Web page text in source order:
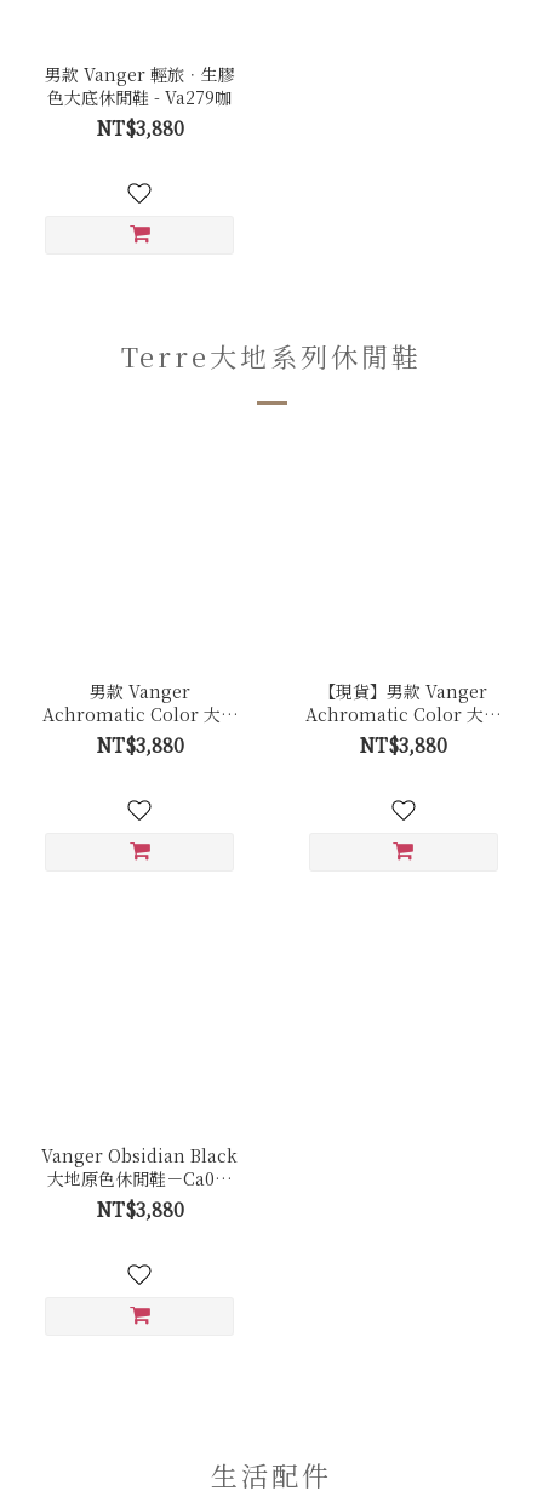
男款 Vanger 輕旅．生膠
色大底休閒鞋 - Va279咖
NT$3,880
Terre大地系列休閒鞋
男款 Vanger
Achromatic Color 大地
原色休閒鞋－Ca001卵石
白色(牛皮拼接反毛皮)
NT$3,880
【現貨】男款 Vanger
Achromatic Color 大地
原色休閒鞋－Ca001皚白
色(牛皮)
NT$3,880
Vanger Obsidian Black
大地原色休閒鞋－Ca001
曜岩黑(黑底)
NT$3,880
生活配件